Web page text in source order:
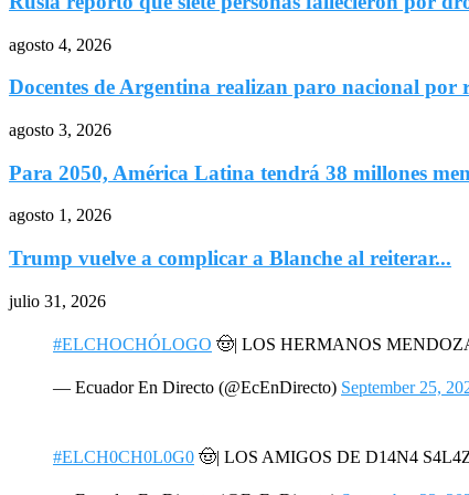
agosto 4, 2026
Docentes de Argentina realizan paro nacional por
agosto 3, 2026
Para 2050, América Latina tendrá 38 millones
agosto 1, 2026
Trump vuelve a complicar a Blanche al reiterar...
julio 31, 2026
#ELCHOCHÓLOGO 🤠| LOS HERMANOS
— Ecuador En Directo (@EcEnDirecto) September 25,
#ELCH0CH0L0G0 🤠| LOS AMIGOS DE D14N4